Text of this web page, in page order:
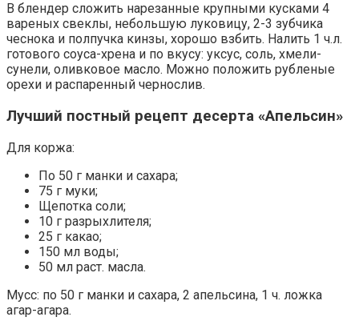
В блендер сложить нарезанные крупными кусками 4
вареных свеклы, небольшую луковицу, 2-3 зубчика
чеснока и полпучка кинзы, хорошо взбить. Налить 1 ч.л.
готового соуса-хрена и по вкусу: уксус, соль, хмели-
сунели, оливковое масло. Можно положить рубленые
орехи и распаренный чернослив.
Лучший постный рецепт десерта «Апельсин»
Для коржа:
По 50 г манки и сахара;
75 г муки;
Щепотка соли;
10 г разрыхлителя;
25 г какао;
150 мл воды;
50 мл раст. масла.
Мусс: по 50 г манки и сахара, 2 апельсина, 1 ч. ложка
агар-агара.